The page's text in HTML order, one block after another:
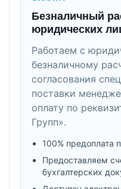
Безналичный
юридических
Работаем с
безналичному
согласования
поставки
оплату по
Групп».
100% предоплата
Предоставляем
бухгалтерских